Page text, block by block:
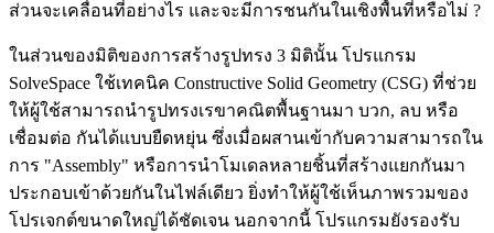
ส่วนจะเคลื่อนที่อย่างไร และจะมีการชนกันในเชิงพื้นที่หรือไม่ ?
ในส่วนของมิติของการสร้างรูปทรง 3 มิตินั้น โปรแกรม
SolveSpace ใช้เทคนิค Constructive Solid Geometry (CSG) ที่ช่วย
ให้ผู้ใช้สามารถนำรูปทรงเรขาคณิตพื้นฐานมา บวก, ลบ หรือ
เชื่อมต่อ กันได้แบบยืดหยุ่น ซึ่งเมื่อผสานเข้ากับความสามารถใน
การ "Assembly" หรือการนำโมเดลหลายชิ้นที่สร้างแยกกันมา
ประกอบเข้าด้วยกันในไฟล์เดียว ยิ่งทำให้ผู้ใช้เห็นภาพรวมของ
โปรเจกต์ขนาดใหญ่ได้ชัดเจน นอกจากนี้ โปรแกรมยังรองรับ